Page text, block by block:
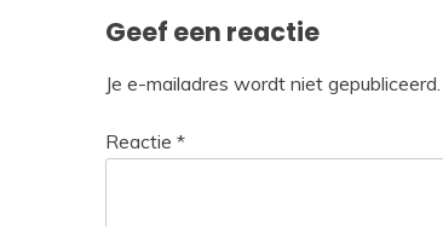
Geef een reactie
Je e-mailadres wordt niet gepubliceerd.
Reactie *